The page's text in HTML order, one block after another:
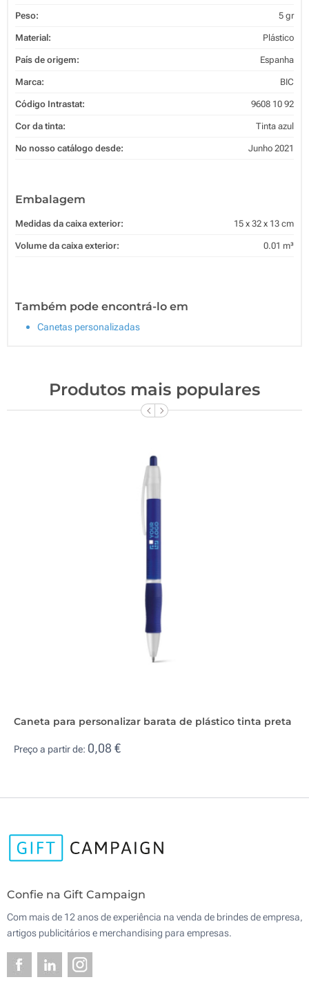
Peso: 5 gr
Material: Plástico
País de origem: Espanha
Marca: BIC
Código Intrastat: 9608 10 92
Cor da tinta: Tinta azul
No nosso catálogo desde: Junho 2021
Embalagem
Medidas da caixa exterior: 15 x 32 x 13 cm
Volume da caixa exterior: 0.01 m³
Também pode encontrá-lo em
Canetas personalizadas
Produtos mais populares
Caneta para personalizar barata de plástico tinta preta
Preço a partir de: 0,08 €
Confie na Gift Campaign
Com mais de 12 anos de experiência na venda de brindes de empresa,
artigos publicitários e merchandising para empresas.